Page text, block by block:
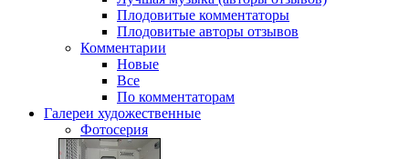
Плодовитые комментаторы
Плодовитые авторы отзывов
Комментарии
Новые
Все
По комментаторам
Галереи художественные
Фотосерия